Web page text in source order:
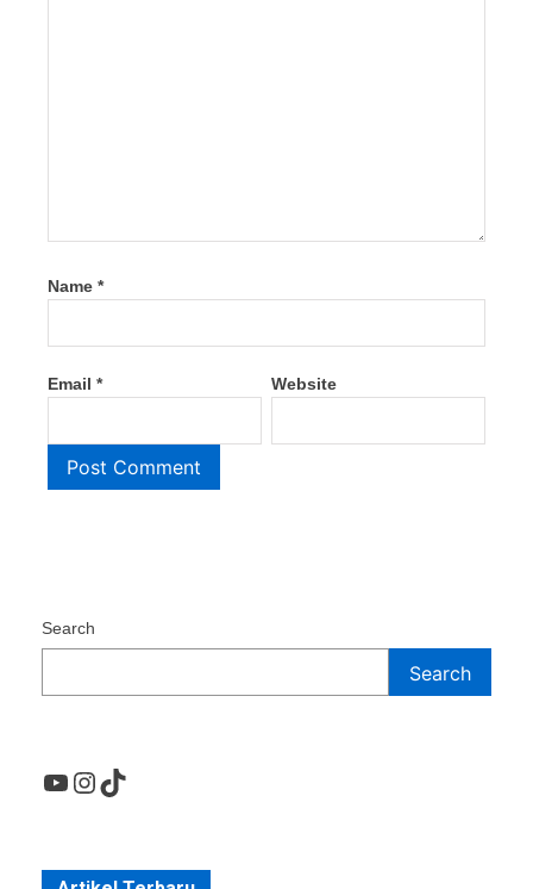
Name *
Email * Website
Search
Search
YouTube
Instagram
TikTok